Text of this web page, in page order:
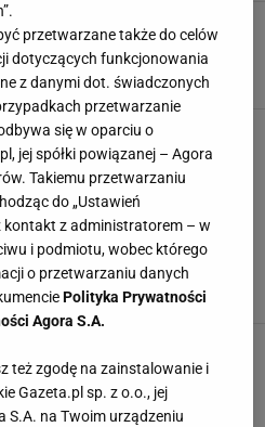
dla kibiców! Netflix ogłosił
23 GRUDNIA 2023, 17:31
Poszło o żonę Messiego
23 GRUDNIA 2023, 15:32
do Marciniaka i powiedział:
się". Za chwilę Giroud
18 GRUDNIA 2023, 22:15
przetwarzane także do celów
dotyczących funkcjonowania
z danymi dot. świadczonych
przetwarzanie
się w oparciu o
jej spółki powiązanej – Agora
Takiemu przetwarzaniu
do „Ustawień
kontakt z administratorem – w
i podmiotu, wobec którego
o przetwarzaniu danych
Polityka Prywatności
Agora S.A.
też zgodę na zainstalowanie i
Gazeta.pl sp. z o.o., jej
S.A. na Twoim urządzeniu